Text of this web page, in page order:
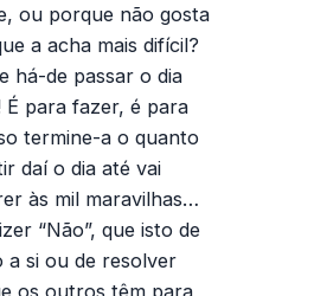
ou porque não gosta
a acha mais difícil?
há-de passar o dia
É para fazer, é para
termine-a o quanto
daí o dia até vai
às mil maravilhas…
“Não”, que isto de
a si ou de resolver
os outros têm para